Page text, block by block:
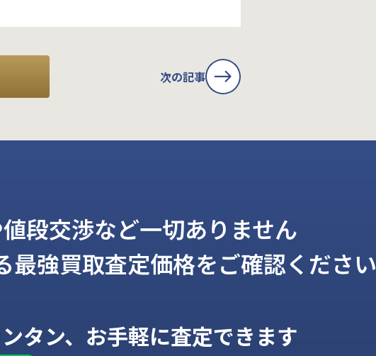
次の記事
段交渉など一切ありません
最強買取査定価格をご確認ください
タン、お手軽に査定できます